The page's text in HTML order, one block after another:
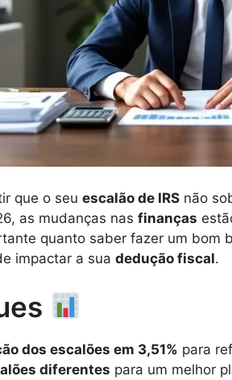
que o seu escalão de IRS não
as mudanças nas finanças
quanto saber fazer um bom
impactar a sua dedução fiscal.
dos escalões em 3,51% para
diferentes para um melhor